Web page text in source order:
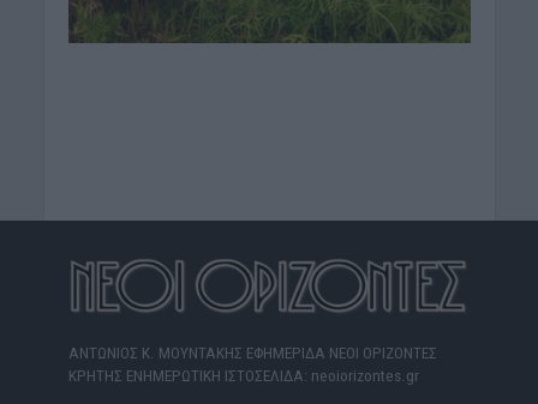
ΑΝΤΩΝΙΟΣ Κ. ΜΟΥΝΤΑΚΗΣ ΕΦΗΜΕΡΙΔΑ ΝΕΟΙ ΟΡΙΖΟΝΤΕΣ
ΚΡΗΤΗΣ ΕΝΗΜΕΡΩΤΙΚΗ ΙΣΤΟΣΕΛΙΔΑ: neoiorizontes.gr